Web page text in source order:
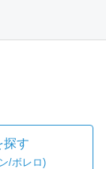
探す
/ボレロ)